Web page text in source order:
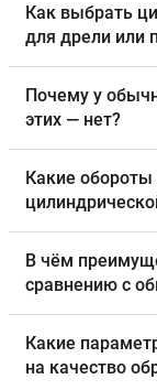
Как выбрать
для дрели
Почему у
этих — нет?
Какие обороты
В чём
сравнению с
Какие
на качество